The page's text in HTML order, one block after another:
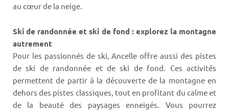
au cœur de la neige.
Ski de randonnée et ski de fond : explorez la montagne
autrement
Pour les passionnés de ski, Ancelle offre aussi des pistes
de ski de randonnée et de ski de fond. Ces activités
permettent de partir à la découverte de la montagne en
dehors des pistes classiques, tout en profitant du calme et
de la beauté des paysages enneigés. Vous pourrez